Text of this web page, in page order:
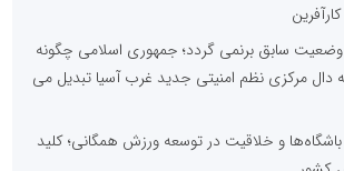
وضعیت سابق برنمی گردد؛ جمهوری اسلامی چگونه
به دال مرکزی نظم امنیتی جدید غرب آسیا تبدیل می
باشگاه‌ها و خلاقیت در توسعه ورزش همگانی؛ کلید